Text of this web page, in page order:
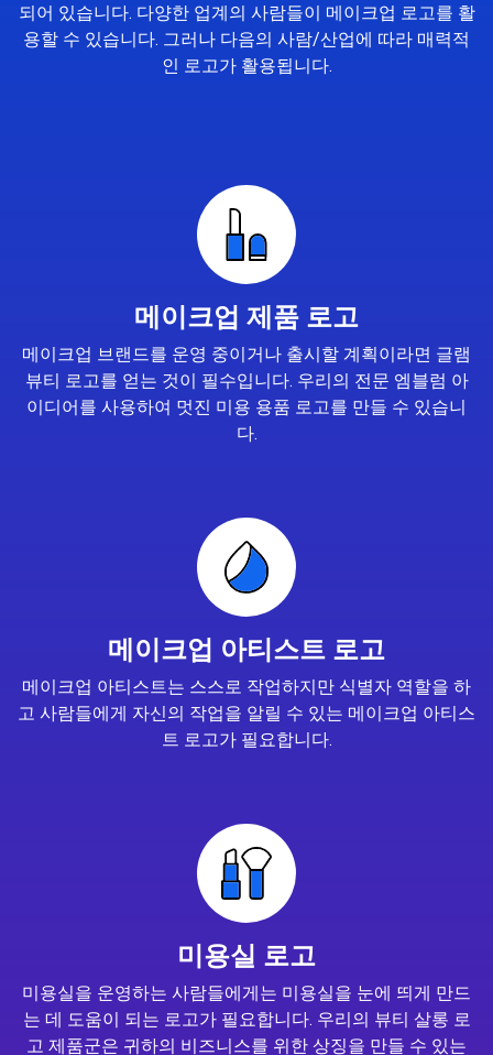
되어 있습니다. 다양한 업계의 사람들이 메이크업 로고를 활
용할 수 있습니다. 그러나 다음의 사람/산업에 따라 매력적
인 로고가 활용됩니다.
메이크업 제품 로고
메이크업 브랜드를 운영 중이거나 출시할 계획이라면 글램
뷰티 로고를 얻는 것이 필수입니다. 우리의 전문 엠블럼 아
이디어를 사용하여 멋진 미용 용품 로고를 만들 수 있습니
다.
메이크업 아티스트 로고
메이크업 아티스트는 스스로 작업하지만 식별자 역할을 하
고 사람들에게 자신의 작업을 알릴 수 있는 메이크업 아티스
트 로고가 필요합니다.
미용실 로고
미용실을 운영하는 사람들에게는 미용실을 눈에 띄게 만드
는 데 도움이 되는 로고가 필요합니다. 우리의 뷰티 살롱 로
고 제품군은 귀하의 비즈니스를 위한 상징을 만들 수 있는